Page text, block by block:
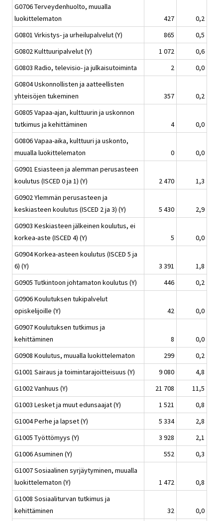
G0706 Terveydenhuolto, muualla
luokittelematon
427
0,2
G0801 Virkistys- ja urheilupalvelut (Y)
865
0,5
G0802 Kulttuuripalvelut (Y)
1 072
0,6
G0803 Radio, televisio- ja julkaisutoiminta
2
0,0
G0804 Uskonnollisten ja aatteellisten
yhteisöjen tukeminen
357
0,2
G0805 Vapaa-ajan, kulttuurin ja uskonnon
tutkimus ja kehittäminen
4
0,0
G0806 Vapaa-aika, kulttuuri ja uskonto,
muualla luokittelematon
0
0,0
G0901 Esiasteen ja alemman perusasteen
koulutus (ISCED 0 ja 1) (Y)
2 470
1,3
G0902 Ylemmän perusasteen ja
keskiasteen koulutus (ISCED 2 ja 3) (Y)
5 430
2,9
G0903 Keskiasteen jälkeinen koulutus, ei
korkea-aste (ISCED 4) (Y)
5
0,0
G0904 Korkea-asteen koulutus (ISCED 5 ja
6) (Y)
3 391
1,8
G0905 Tutkintoon johtamaton koulutus (Y)
446
0,2
G0906 Koulutuksen tukipalvelut
opiskelijoille (Y)
42
0,0
G0907 Koulutuksen tutkimus ja
kehittäminen
8
0,0
G0908 Koulutus, muualla luokittelematon
299
0,2
G1001 Sairaus ja toimintarajoitteisuus (Y)
9 080
4,8
G1002 Vanhuus (Y)
21 708
11,5
G1003 Lesket ja muut edunsaajat (Y)
1 521
0,8
G1004 Perhe ja lapset (Y)
5 334
2,8
G1005 Työttömyys (Y)
3 928
2,1
G1006 Asuminen (Y)
552
0,3
G1007 Sosiaalinen syrjäytyminen, muualla
luokittelematon (Y)
1 472
0,8
G1008 Sosiaaliturvan tutkimus ja
kehittäminen
32
0,0